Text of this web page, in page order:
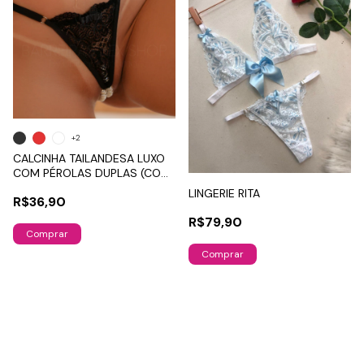
CALCINHA TAILANDESA LUXO
COM PÉROLAS DUPLAS (COM
ÚNICO P AO GG
R$36,90
+2
Comprar
LINGERIE RITA
R$79,90